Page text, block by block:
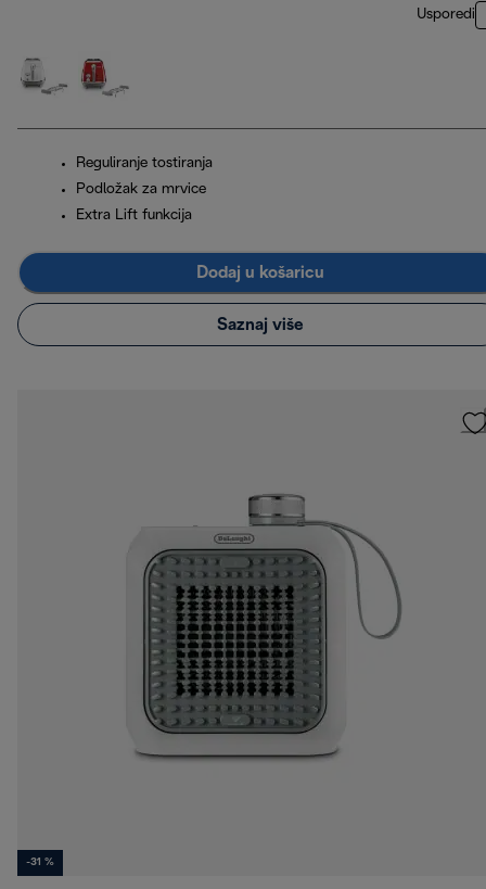
Usporedi
Reguliranje tostiranja
Podložak za mrvice
Extra Lift funkcija
Dodaj u košaricu
Saznaj više
-31 %